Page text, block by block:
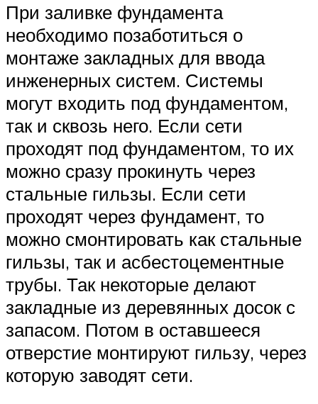
При заливке фундамента
необходимо позаботиться о
монтаже закладных для ввода
инженерных систем. Системы
могут входить под фундаментом,
так и сквозь него. Если сети
проходят под фундаментом, то их
можно сразу прокинуть через
стальные гильзы. Если сети
проходят через фундамент, то
можно смонтировать как стальные
гильзы, так и асбестоцементные
трубы. Так некоторые делают
закладные из деревянных досок с
запасом. Потом в оставшееся
отверстие монтируют гильзу, через
которую заводят сети.